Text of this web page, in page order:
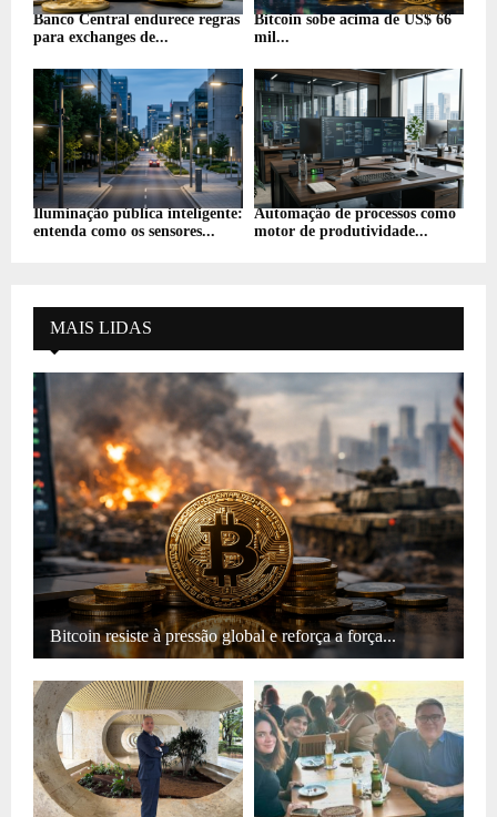
Banco Central endurece regras
para exchanges de...
Bitcoin sobe acima de US$ 66
mil...
Iluminação pública inteligente:
entenda como os sensores...
Automação de processos como
motor de produtividade...
MAIS LIDAS
Bitcoin resiste à pressão global e reforça a força...